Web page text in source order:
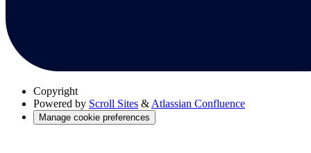
Copyright
Powered by Scroll Sites & Atlassian Confluence
Manage cookie preferences